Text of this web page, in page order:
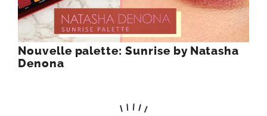
Nouvelle palette: Sunrise by Natasha
Denona